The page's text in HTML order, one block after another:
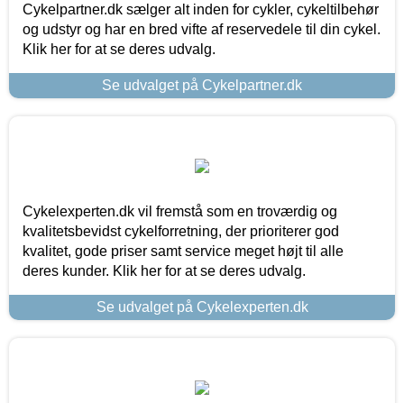
Cykelpartner.dk sælger alt inden for cykler, cykeltilbehør
og udstyr og har en bred vifte af reservedele til din cykel.
Klik her for at se deres udvalg.
Se udvalget på Cykelpartner.dk
Cykelexperten.dk vil fremstå som en troværdig og
kvalitetsbevidst cykelforretning, der prioriterer god
kvalitet, gode priser samt service meget højt til alle
deres kunder. Klik her for at se deres udvalg.
Se udvalget på Cykelexperten.dk